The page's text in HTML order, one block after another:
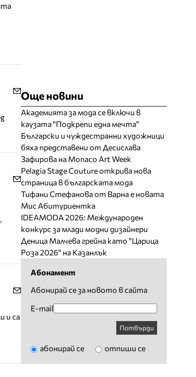
и са
Още новини
Академията за мода се включи в
каузата "Подкрепи една мечта"
Български и чуждестранни художници
бяха представени от Десислава
Зафирова на Monaco Art Week
Pelagia Stage Couture открива нова
страница в българската мода
Тифани Стефанова от Варна е новата
Мис Абитуриентка
IDEAMODA 2026: Международен
конкурс за млади модни дизайнери
Деница Малчева грейна като "Царица
Роза 2026" на Казанлък
Абонамент
Абонирай се за новото в сайта
E-mail
Потвърди
абонирай се отпиши се